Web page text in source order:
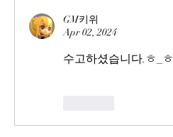
GM키위
Apr 02, 2024
수고하셨습니다.ㅎ_ㅎ